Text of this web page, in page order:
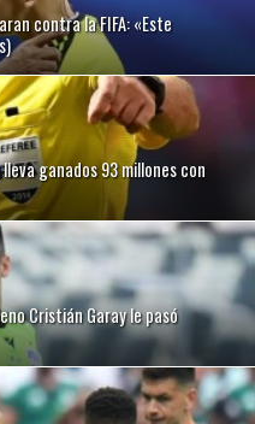
contra la FIFA: «Este
ganados 93 millones con
Cristián Garay le pasó